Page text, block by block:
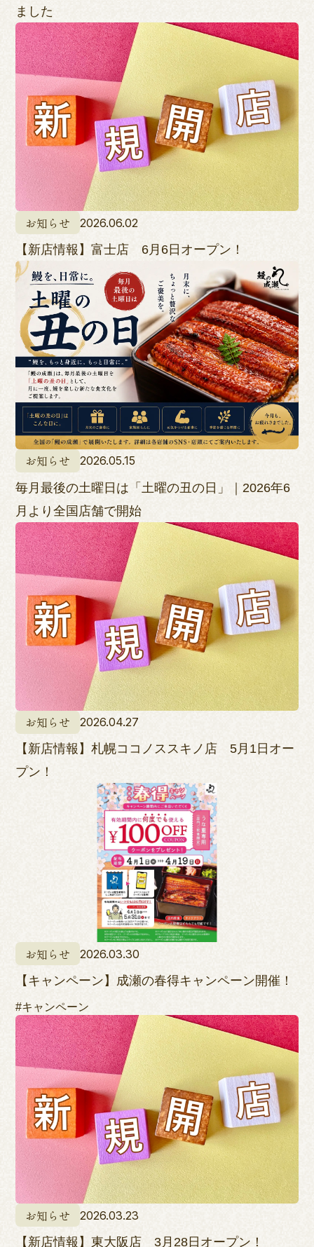
ました
お知らせ 2026.06.02
【新店情報】富士店 6月6日オープン！
お知らせ 2026.05.15
毎月最後の土曜日は「土曜の丑の日」｜2026年6
月より全国店舗で開始
お知らせ 2026.04.27
【新店情報】札幌ココノススキノ店 5月1日オー
プン！
お知らせ 2026.03.30
【キャンペーン】成瀬の春得キャンペーン開催！
#キャンペーン
お知らせ 2026.03.23
【新店情報】東大阪店 3月28日オープン！